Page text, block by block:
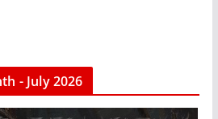
- July 2026